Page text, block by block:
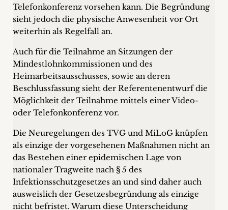
Telefonkonferenz vorsehen kann. Die Begründung
sieht jedoch die physische Anwesenheit vor Ort
weiterhin als Regelfall an.
Auch für die Teilnahme an Sitzungen der
Mindestlohnkommissionen und des
Heimarbeitsausschusses, sowie an deren
Beschlussfassung sieht der Referentenentwurf die
Möglichkeit der Teilnahme mittels einer Video-
oder Telefonkonferenz vor.
Die Neuregelungen des TVG und MiLoG knüpfen
als einzige der vorgesehenen Maßnahmen nicht an
das Bestehen einer epidemischen Lage von
nationaler Tragweite nach § 5 des
Infektionsschutzgesetzes an und sind daher auch
ausweislich der Gesetzesbegründung als einzige
nicht befristet. Warum diese Unterscheidung